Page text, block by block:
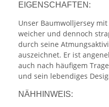
EIGENSCHAFTEN:
Unser Baumwolljersey
weicher und dennoch
durch seine
auszeichnet. Er ist
auch nach häufigem
und sein lebendiges
NÄHHINWEIS: